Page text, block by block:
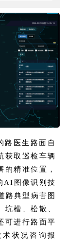
路医生路面自
获取巡检车辆
精准位置，
AI图像识别技
路典型病害图
槽、松散、
可进行路面平
状况咨询报